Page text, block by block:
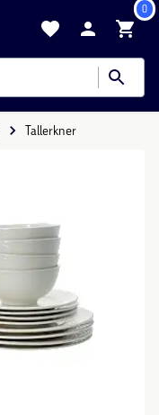
0
Tallerkner